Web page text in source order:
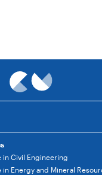
in Civil Engineering
Energy and Mineral